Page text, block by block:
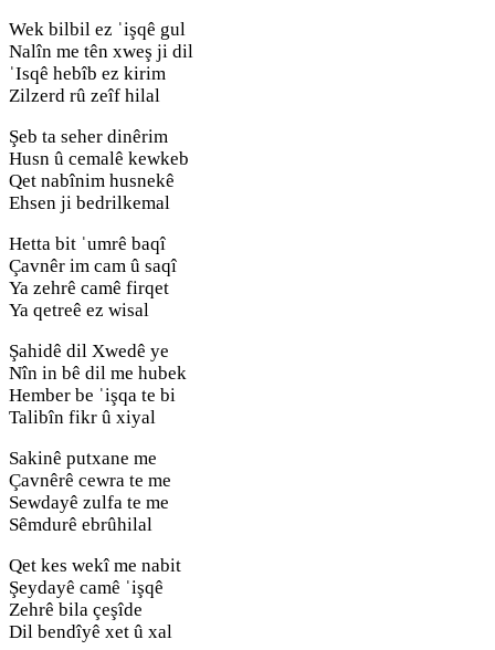
Wek bilbil ez ˈişqê gul
Nalîn me tên xweş ji dil
ˈIsqê hebîb ez kirim
Zilzerd rû zeîf hilal
Şeb ta seher dinêrim
Husn û cemalê kewkeb
Qet nabînim husnekê
Ehsen ji bedrilkemal
Hetta bit ˈumrê baqî
Çavnêr im cam û saqî
Ya zehrê camê firqet
Ya qetreê ez wisal
Şahidê dil Xwedê ye
Nîn in bê dil me hubek
Hember be ˈişqa te bi
Talibîn fikr û xiyal
Sakinê putxane me
Çavnêrê cewra te me
Sewdayê zulfa te me
Sêmdurê ebrûhilal
Qet kes wekî me nabit
Şeydayê camê ˈişqê
Zehrê bila çeşîde
Dil bendîyê xet û xal